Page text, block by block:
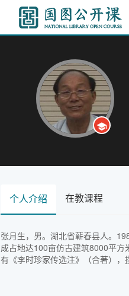
个人介绍 在教课程
张月生，男。湖北省蕲春县人。
成占地达100亩仿古建筑8000平
有《李时珍家传选注》（合著），